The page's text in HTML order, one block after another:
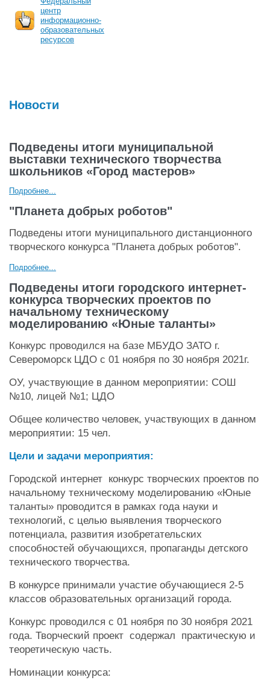
центр
информационно-
образовательных
ресурсов
Новости
Подведены итоги муниципальной
выставки технического творчества
школьников «Город мастеров»
Подробнее...
"Планета добрых роботов"
Подведены итоги муниципального дистанционного
творческого конкурса "Планета добрых роботов".
Подробнее...
Подведены итоги городского интернет-
конкурса творческих проектов по
начальному техническому
моделированию «Юные таланты»
Конкурс проводился на базе МБУДО ЗАТО г.
Североморск ЦДО с 01 ноября по 30 ноября 2021г.
ОУ, участвующие в данном мероприятии: СОШ
№10, лицей №1; ЦДО
Общее количество человек, участвующих в данном
мероприятии: 15 чел.
Цели и задачи мероприятия:
Городской интернет конкурс творческих проектов по
начальному техническому моделированию «Юные
таланты» проводится в рамках года науки и
технологий, с целью выявления творческого
потенциала, развития изобретательских
способностей обучающихся, пропаганды детского
технического творчества.
В конкурсе принимали участие обучающиеся 2-5
классов образовательных организаций города.
Конкурс проводился с 01 ноября по 30 ноября 2021
года. Творческий проект содержал практическую и
теоретическую часть.
Номинации конкурса: